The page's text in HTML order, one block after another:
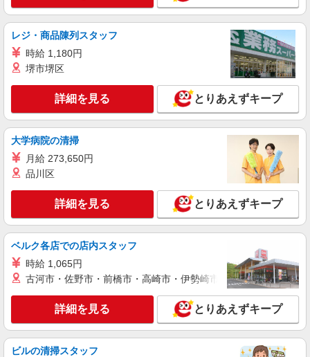
レジ・商品陳列スタッフ
時給 1,180円
堺市堺区
詳細を見る とりあえずキープ
大学病院の清掃
月給 273,650円
品川区
詳細を見る とりあえずキープ
ベルク各店での店内スタッフ
時給 1,065円
古河市・佐野市・前橋市・高崎市・伊勢崎市・太田市・館林市
詳細を見る とりあえずキープ
ビルの清掃スタッフ